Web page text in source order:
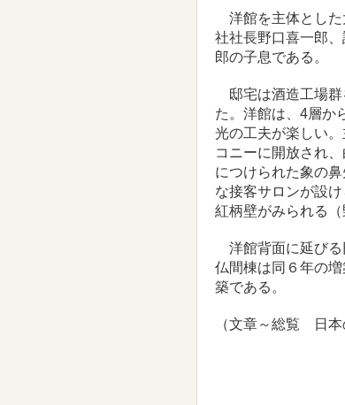
洋館を主体とした
社社長野口喜一郎
郎の子息である。
邸宅は酒造工場群
た。洋館は、4層か
光の工夫が楽しい
コニーに開放され
につけられた象の
な接客サロンが設
紅柄壁がみられる（
洋館背面に延びる
仏間棟は同６年の
築である。
（文章～総覧 日